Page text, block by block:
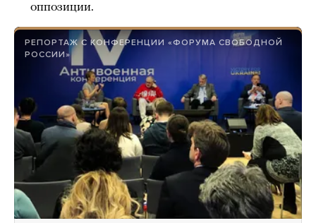
оппозиции.
РЕПОРТАЖ С КОНФЕРЕНЦИИ «ФОРУМА СВОБОДНОЙ
РОССИИ»